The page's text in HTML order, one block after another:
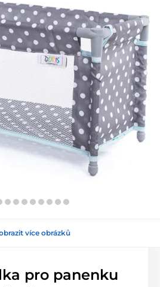
více obrázků
pro panenku